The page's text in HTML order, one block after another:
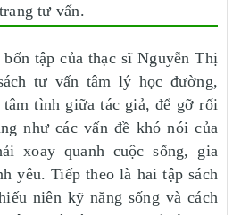
tư vấn.
tập của thạc sĩ Nguyễn Thị
tư vấn tâm lý học đường,
tình giữa tác giả, để gỡ rối
như các vấn đề khó nói của
xoay quanh cuộc sống, gia
yêu. Tiếp theo là hai tập sách
niên kỹ năng sống và cách